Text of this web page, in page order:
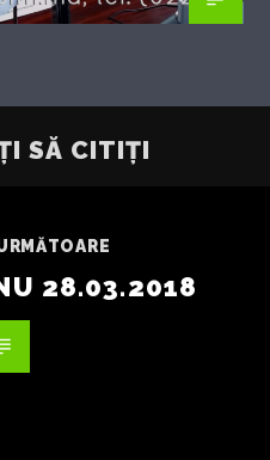
SĂ CITIȚI
28.03.2018